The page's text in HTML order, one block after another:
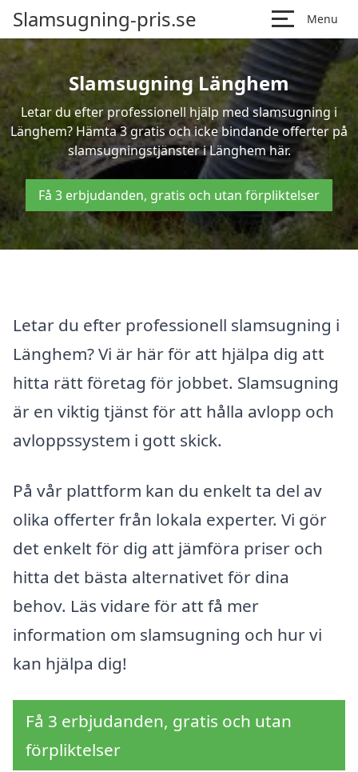
Slamsugning-pris.se Menu
Slamsugning Länghem
Letar du efter professionell hjälp med slamsugning i
Länghem? Hämta 3 gratis och icke bindande offerter på
slamsugningstjänster i Länghem här.
Få 3 erbjudanden, gratis och utan förpliktelser
Letar du efter professionell slamsugning i
Länghem? Vi är här för att hjälpa dig att
hitta rätt företag för jobbet. Slamsugning
är en viktig tjänst för att hålla avlopp och
avloppssystem i gott skick.
På vår plattform kan du enkelt ta del av
olika offerter från lokala experter. Vi gör
det enkelt för dig att jämföra priser och
hitta det bästa alternativet för dina
behov. Läs vidare för att få mer
information om slamsugning och hur vi
kan hjälpa dig!
Få 3 erbjudanden, gratis och utan
förpliktelser